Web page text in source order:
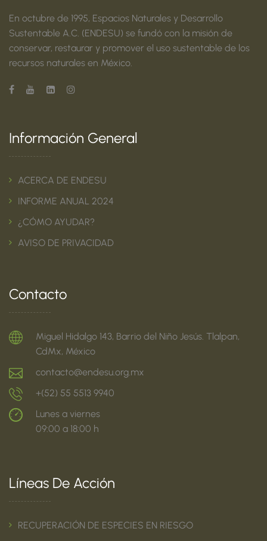
En octubre de 1995, Espacios Naturales y Desarrollo
Sustentable A.C. (ENDESU) se fundó con la misión de
conservar, restaurar y promover el uso sustentable de los
recursos naturales en México.
Información General
ACERCA DE ENDESU
INFORME ANUAL 2024
¿CÓMO AYUDAR?
AVISO DE PRIVACIDAD
Contacto
Miguel Hidalgo 143, Barrio del Niño Jesús. Tlalpan,
CdMx, México
contacto@endesu.org.mx
+(52) 55 5513 9940
Lunes a viernes
09:00 a 18:00 h
Líneas De Acción
RECUPERACIÓN DE ESPECIES EN RIESGO